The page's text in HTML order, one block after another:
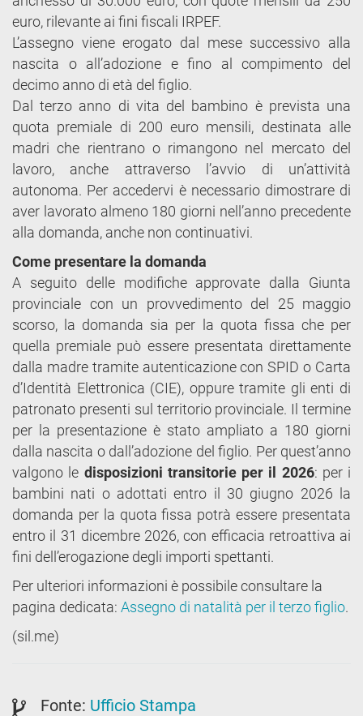
euro, rilevante ai fini fiscali IRPEF.
L’assegno viene erogato dal mese successivo alla
nascita o all’adozione e fino al compimento del
decimo anno di età del figlio.
Dal terzo anno di vita del bambino è prevista una
quota premiale di 200 euro mensili, destinata alle
madri che rientrano o rimangono nel mercato del
lavoro, anche attraverso l’avvio di un’attività
autonoma. Per accedervi è necessario dimostrare di
aver lavorato almeno 180 giorni nell’anno precedente
alla domanda, anche non continuativi.
Come presentare la domanda
A seguito delle modifiche approvate dalla Giunta
provinciale con un provvedimento del 25 maggio
scorso, la domanda sia per la quota fissa che per
quella premiale può essere presentata direttamente
dalla madre tramite autenticazione con SPID o Carta
d’Identità Elettronica (CIE), oppure tramite gli enti di
patronato presenti sul territorio provinciale. Il termine
per la presentazione è stato ampliato a 180 giorni
dalla nascita o dall’adozione del figlio. Per quest’anno
valgono le disposizioni transitorie per il 2026: per i
bambini nati o adottati entro il 30 giugno 2026 la
domanda per la quota fissa potrà essere presentata
entro il 31 dicembre 2026, con efficacia retroattiva ai
fini dell’erogazione degli importi spettanti.
Per ulteriori informazioni è possibile consultare la
pagina dedicata: Assegno di natalità per il terzo figlio.
(sil.me)
Fonte: Ufficio Stampa